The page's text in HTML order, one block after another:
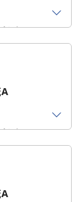
长度mm
长度mm